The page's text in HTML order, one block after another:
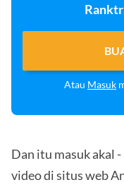
Atau Masuk
Dan itu masuk akal
video di situs web